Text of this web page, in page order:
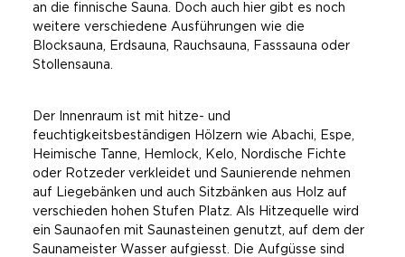
an die finnische Sauna. Doch auch hier gibt es noch
weitere verschiedene Ausführungen wie die
Blocksauna, Erdsauna, Rauchsauna, Fasssauna oder
Stollensauna.
Der Innenraum ist mit hitze- und
feuchtigkeitsbeständigen Hölzern wie Abachi, Espe,
Heimische Tanne, Hemlock, Kelo, Nordische Fichte
oder Rotzeder verkleidet und Saunierende nehmen
auf Liegebänken und auch Sitzbänken aus Holz auf
verschieden hohen Stufen Platz. Als Hitzequelle wird
ein Saunaofen mit Saunasteinen genutzt, auf dem der
Saunameister Wasser aufgiesst. Die Aufgüsse sind